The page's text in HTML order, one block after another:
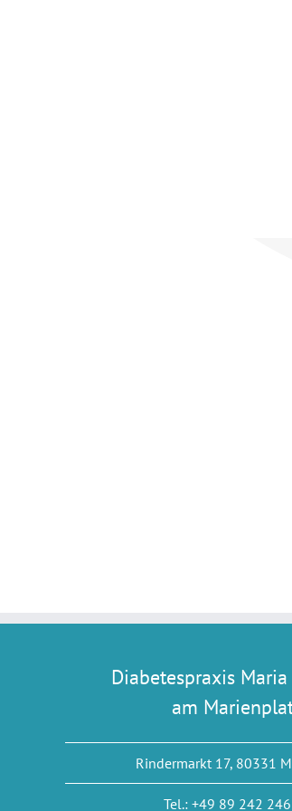
Diabetespraxis
am
Rindermarkt 17, 80331
Tel.: +49 89 242